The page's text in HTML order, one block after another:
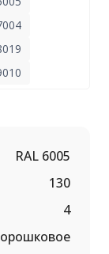
RAL 6005
130
4